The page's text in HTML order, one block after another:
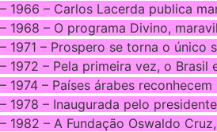
– 1966 – Carlos Lacerda publica
– 1968 – O programa Divino,
– 1971 – Prospero se torna o
– 1972 – Pela primeira vez, o
– 1974 – Países árabes
– 1978 – Inaugurada pelo
– 1982 – A Fundação Oswaldo